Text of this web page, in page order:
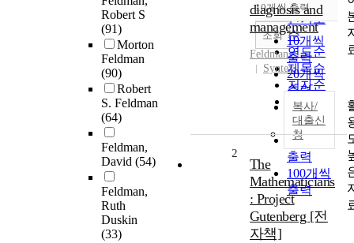
Robert S
(91)
Morton
Feldman
(90)
Robert
S. Feldman
(64)
Feldman,
David (54)
Feldman,
Ruth
Duskin
(33)
인기도
순
연도순
제목순
저자순
발행기
관순
내림차순
10개씩 출력
10개씩
출력
20개씩
출력
30개씩
출력
50개씩
출력
100개씩
출력
조회
diagnosis and
management
Feldman
Syntex
복사/
대출신
청
2
The
Mathematicians
: Project
Gutenberg [전
자책]